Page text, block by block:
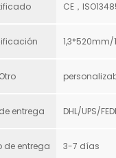
CE，
1,3*520mm/
Otro
entrega DHL/UPS/
de entrega 3-7 días